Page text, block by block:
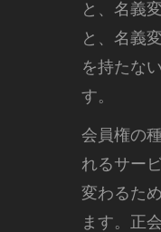
と、名義
と、名義
を持たな
す。
会員権の
れるサー
変わるた
ます。正